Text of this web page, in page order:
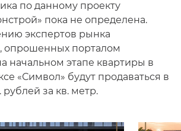
по данному проекту
пока не определена.
экспертов рынка
опрошенных порталом
начальном этапе квартиры в
«Символ» будут продаваться в
рублей за кв. метр.